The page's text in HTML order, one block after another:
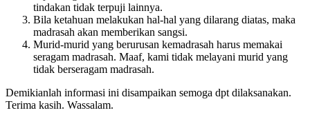
tindakan tidak terpuji lainnya.
Bila ketahuan melakukan hal-hal yang dilarang diatas, maka
madrasah akan memberikan sangsi.
Murid-murid yang berurusan kemadrasah harus memakai
seragam madrasah. Maaf, kami tidak melayani murid yang
tidak berseragam madrasah.
Demikianlah informasi ini disampaikan semoga dpt dilaksanakan.
Terima kasih. Wassalam.